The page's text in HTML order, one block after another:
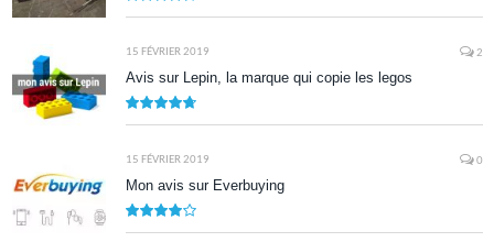
15 FÉVRIER 2019 2
Avis sur Lepin, la marque qui copie les legos
15 FÉVRIER 2019 0
Mon avis sur Everbuying